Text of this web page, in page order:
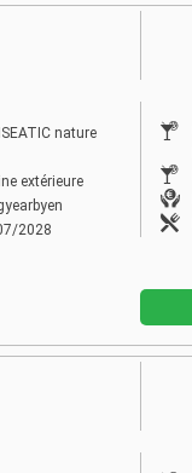
nature
extérieure
2028